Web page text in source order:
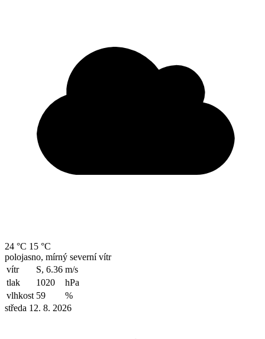
24 °C 15 °C
polojasno, mírný severní vítr
vítr
S, 6.36 m/s
tlak
1020
hPa
vlhkost 59
%
středa 12. 8. 2026